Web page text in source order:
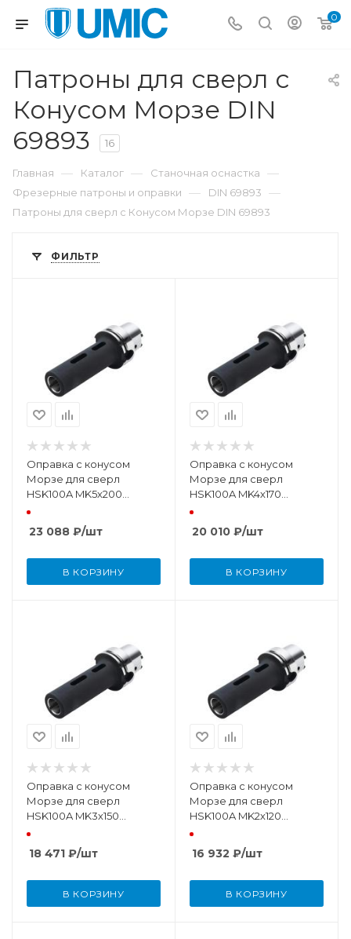
0
Патроны для сверл с
Конусом Морзе DIN
69893
16
Главная — Каталог — Станочная оснастка —
Фрезерные патроны и оправки — DIN 69893 —
Патроны для сверл с Конусом Морзе DIN 69893
ФИЛЬТР
Оправка с конусом
Морзе для сверл
HSK100A MK5х200
DIN69893
23 088 ₽/шт
В КОРЗИНУ
Оправка с конусом
Морзе для сверл
HSK100A MK4х170
DIN69893
20 010 ₽/шт
В КОРЗИНУ
Оправка с конусом
Морзе для сверл
HSK100A MK3х150
DIN69893
18 471 ₽/шт
В КОРЗИНУ
Оправка с конусом
Морзе для сверл
HSK100A MK2х120
DIN69893
16 932 ₽/шт
В КОРЗИНУ